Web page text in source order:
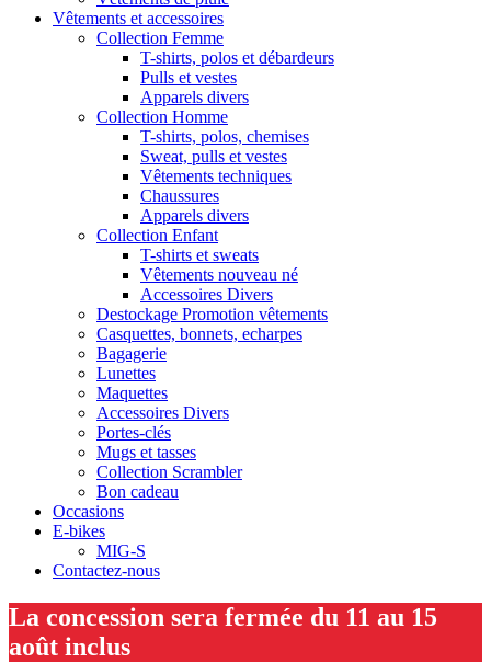
Vêtements et accessoires
Collection Femme
T-shirts, polos et débardeurs
Pulls et vestes
Apparels divers
Collection Homme
T-shirts, polos, chemises
Sweat, pulls et vestes
Vêtements techniques
Chaussures
Apparels divers
Collection Enfant
T-shirts et sweats
Vêtements nouveau né
Accessoires Divers
Destockage Promotion vêtements
Casquettes, bonnets, echarpes
Bagagerie
Lunettes
Maquettes
Accessoires Divers
Portes-clés
Mugs et tasses
Collection Scrambler
Bon cadeau
Occasions
E-bikes
MIG-S
Contactez-nous
La concession sera fermée du 11 au 15
août inclus